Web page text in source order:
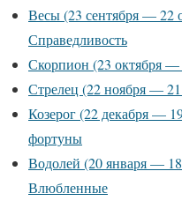
Весы (23 сентября — 22
Справедливость
Скорпион (23 октября —
Стрелец (22 ноября — 21
Козерог (22 декабря —
фортуны
Водолей (20 января —
Влюбленные